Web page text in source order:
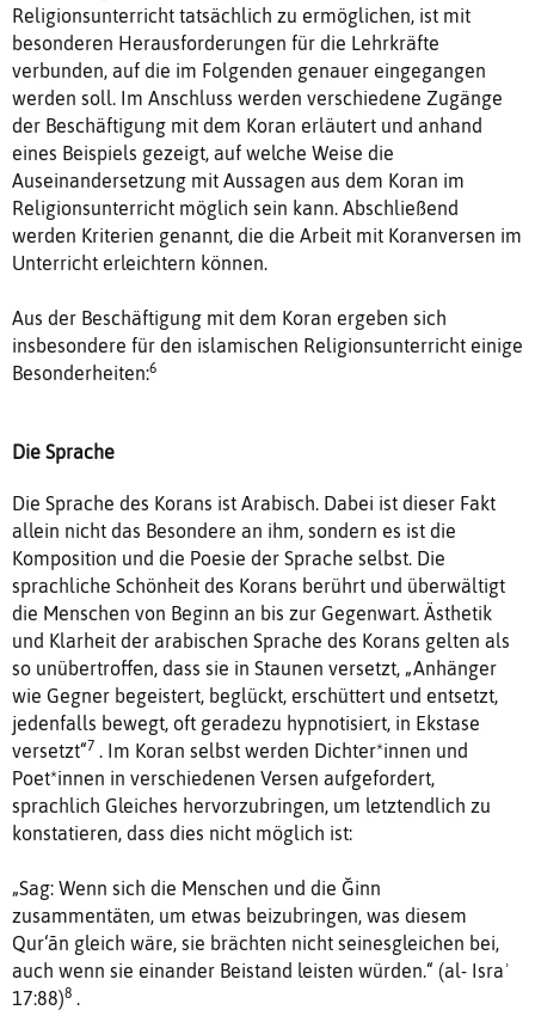
Religionsunterricht tatsächlich zu ermöglichen, ist mit
besonderen Herausforderungen für die Lehrkräfte
verbunden, auf die im Folgenden genauer eingegangen
werden soll. Im Anschluss werden verschiedene Zugänge
der Beschäftigung mit dem Koran erläutert und anhand
eines Beispiels gezeigt, auf welche Weise die
Auseinandersetzung mit Aussagen aus dem Koran im
Religionsunterricht möglich sein kann. Abschließend
werden Kriterien genannt, die die Arbeit mit Koranversen im
Unterricht erleichtern können.
Aus der Beschäftigung mit dem Koran ergeben sich
insbesondere für den islamischen Religionsunterricht einige
Besonderheiten:6
Die Sprache
Die Sprache des Korans ist Arabisch. Dabei ist dieser Fakt
allein nicht das Besondere an ihm, sondern es ist die
Komposition und die Poesie der Sprache selbst. Die
sprachliche Schönheit des Korans berührt und überwältigt
die Menschen von Beginn an bis zur Gegenwart. Ästhetik
und Klarheit der arabischen Sprache des Korans gelten als
so unübertroffen, dass sie in Staunen versetzt, „Anhänger
wie Gegner begeistert, beglückt, erschüttert und entsetzt,
jedenfalls bewegt, oft geradezu hypnotisiert, in Ekstase
versetzt“7 . Im Koran selbst werden Dichter*innen und
Poet*innen in verschiedenen Versen aufgefordert,
sprachlich Gleiches hervorzubringen, um letztendlich zu
konstatieren, dass dies nicht möglich ist:
„Sag: Wenn sich die Menschen und die Ğinn
zusammentäten, um etwas beizubringen, was diesem
Qur‘ān gleich wäre, sie brächten nicht seinesgleichen bei,
auch wenn sie einander Beistand leisten würden.“ (al- Israʾ
17:88)8 .